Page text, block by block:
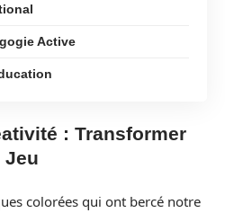
Active
: Transformer
Jeu
colorées qui ont bercé notre